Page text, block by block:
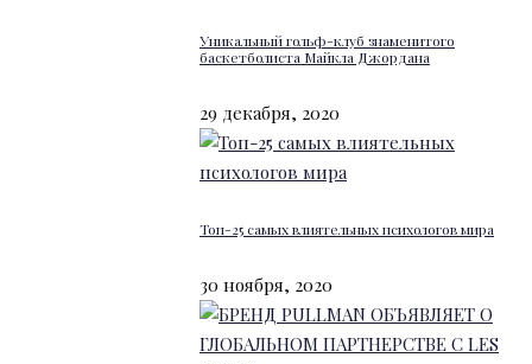
Уникальный гольф-клуб знаменитого
баскетболиста Майкла Джордана
29 декабря, 2020
Топ-25 самых влиятельных психологов мира
30 ноября, 2020